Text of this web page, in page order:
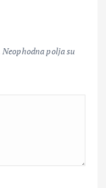
Neophodna polja su